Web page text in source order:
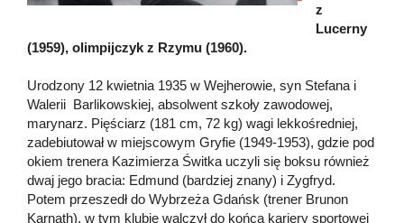
z
Lucerny
(1959), olimpijczyk z Rzymu (1960).
Urodzony 12 kwietnia 1935 w Wejherowie, syn Stefana i
Walerii Barlikowskiej, absolwent szkoły zawodowej,
marynarz. Pięściarz (181 cm, 72 kg) wagi lekkośredniej,
zadebiutował w miejscowym Gryfie (1949-1953), gdzie pod
okiem trenera Kazimierza Świtka uczyli się boksu również
dwaj jego bracia: Edmund (bardziej znany) i Zygfryd.
Potem przeszedł do Wybrzeża Gdańsk (trener Brunon
Karnath), w tym klubie walczył do końca kariery sportowej